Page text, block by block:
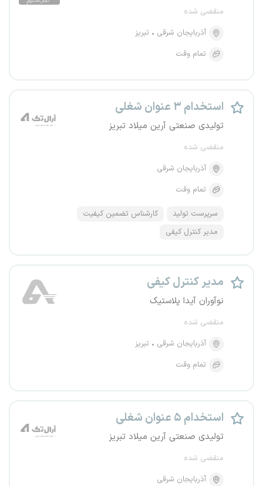
منقضی شده
آذربایجان شرقی
تبریز
تمام وقت
استخدام ۳ عنوان شغلی
تولیدی صنعتی آرین میلاد تبریز
منقضی شده
آذربایجان شرقی
تمام وقت
سرپرست تولید
کارشناس تضمین کیفیت
مدیر کنترل کیفی
مدیر کنترل کیفی
نوآوران آیدا پلاستیک
منقضی شده
آذربایجان شرقی
تبریز
تمام وقت
استخدام ۵ عنوان شغلی
تولیدی صنعتی آرین میلاد تبریز
منقضی شده
آذربایجان شرقی